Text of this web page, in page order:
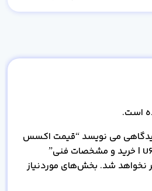
است.
می نویسد “قیمت اکسس
نخواهد شد. بخش‌های موردنیاز